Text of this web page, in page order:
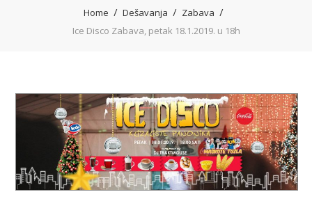
Home Dešavanja
Zabava
Ice Disco Zabava, petak 18.1.2019. u 18h